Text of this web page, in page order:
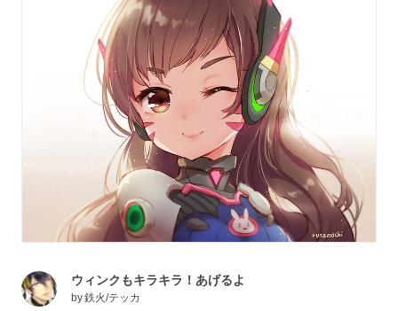
ウィンクもキラキラ！あげるよ
by鉄火/テッカ